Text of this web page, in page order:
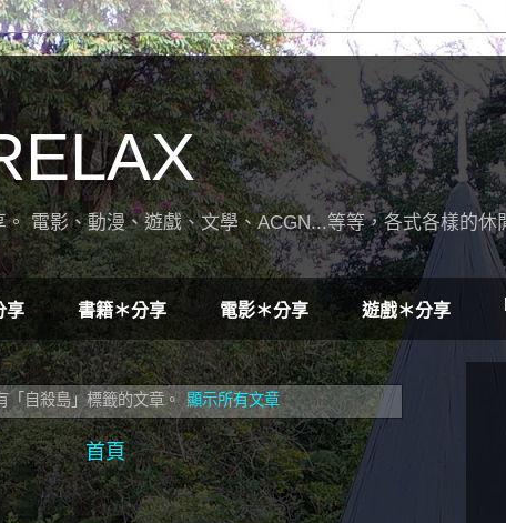
電影、動漫、遊戲、文學、ACGN...等等，各式各樣的休
享 書籍＊分享 電影＊分享 遊戲＊分享
「自殺島」標籤的文章。 顯示所有文章
首頁